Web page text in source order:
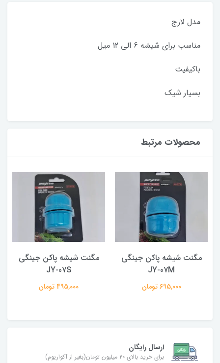
مدل لارج
مناسب برای شیشه 6 الی 12 میل
باکیفیت
بسیار شیک
محصولات مرتبط
مگنت شیشه پاکن جینگی
JY-07M
695,000 تومان
مگنت شیشه پاکن جینگی
JY-07S
495,000 تومان
ارسال رایگان
برای خرید بالای ۲۰ میلیون تومان(بغیر از آکواریوم)